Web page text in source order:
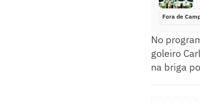
Fora de
No
goleiro
na briga